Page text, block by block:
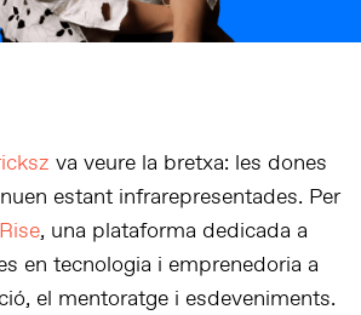
va veure la bretxa: les dones
estant infrarepresentades. Per
, una plataforma dedicada a
en tecnologia i emprenedoria a
el mentoratge i esdeveniments.